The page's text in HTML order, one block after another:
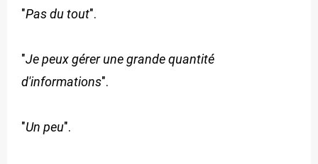
"Pas du tout".
"Je peux gérer une grande quantité
d'informations".
"Un peu".